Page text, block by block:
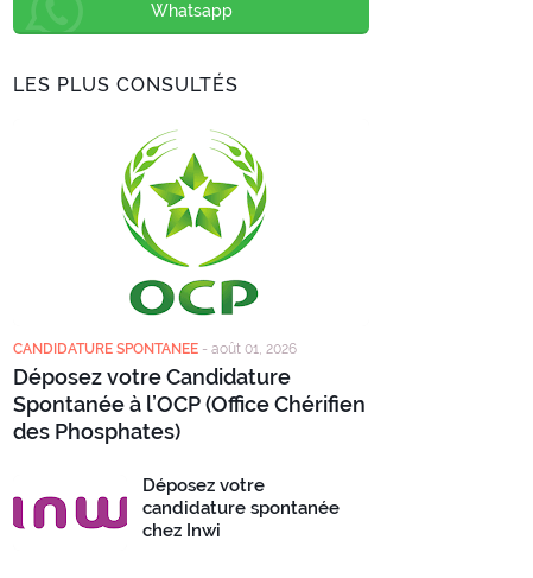
Whatsapp
LES PLUS CONSULTÉS
CANDIDATURE SPONTANEE - août 01, 2026
Déposez votre Candidature
Spontanée à l’OCP (Office Chérifien
des Phosphates)
Déposez votre
candidature spontanée
chez Inwi